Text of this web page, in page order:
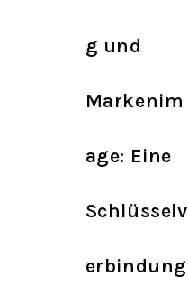
g und
Markenim
age: Eine
Schlüsselv
erbindung